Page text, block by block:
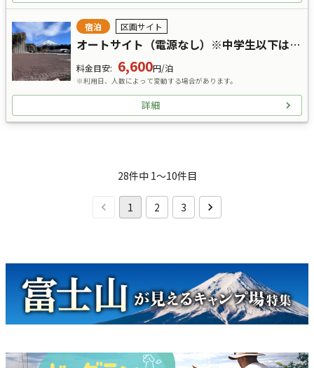
宿泊 区画サイト
オートサイト（電源なし）※中学生以下は人数入力せず現地で精算
料金目安: 6,600円/泊
※利用日、人数によって変動する場合があります。
詳細
28件中 1〜10件目
1 2 3
キャンペーン